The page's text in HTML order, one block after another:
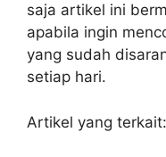
saja artikel ini
apabila ingin
yang sudah
setiap hari.
Artikel yang terkait: